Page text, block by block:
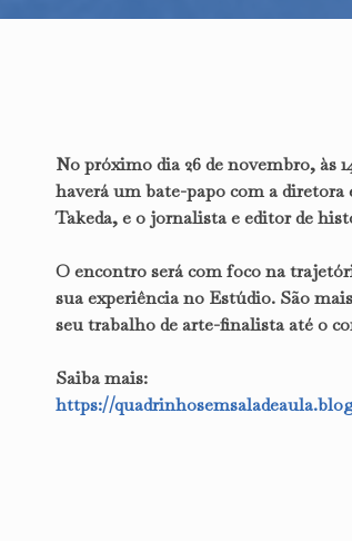
No próximo dia 26 de novembro, às
haverá um bate-papo com a
Takeda, e o jornalista e editor de
O encontro será com foco na
sua experiência no Estúdio. São
seu trabalho de arte-finalista até o
Saiba mais:
https://